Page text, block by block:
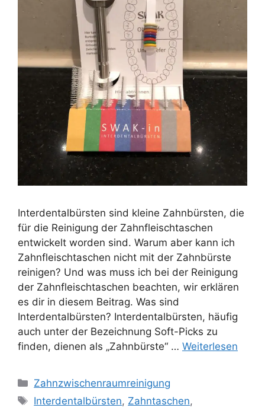
Interdentalbürsten sind kleine Zahnbürsten, die
für die Reinigung der Zahnfleischtaschen
entwickelt worden sind. Warum aber kann ich
Zahnfleischtaschen nicht mit der Zahnbürste
reinigen? Und was muss ich bei der Reinigung
der Zahnfleischtaschen beachten, wir erklären
es dir in diesem Beitrag. Was sind
Interdentalbürsten? Interdentalbürsten, häufig
auch unter der Bezeichnung Soft-Picks zu
finden, dienen als „Zahnbürste“ … Weiterlesen
Kategorien
Zahnzwischenraumreinigung
Schlagwörter
Interdentalbürsten, Zahntaschen,